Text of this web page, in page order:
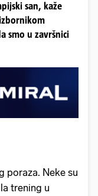
san, kaže
smo u završnici
poraza. Neke su
trening u